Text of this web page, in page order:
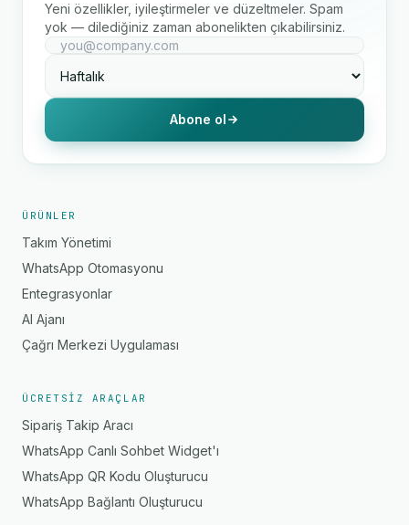
Yeni özellikler, iyileştirmeler ve düzeltmeler. Spam
yok — dilediğiniz zaman abonelikten çıkabilirsiniz.
Abone ol
ÜRÜNLER
Takım Yönetimi
WhatsApp Otomasyonu
Entegrasyonlar
AI Ajanı
Çağrı Merkezi Uygulaması
ÜCRETSIZ ARAÇLAR
Sipariş Takip Aracı
WhatsApp Canlı Sohbet Widget'ı
WhatsApp QR Kodu Oluşturucu
WhatsApp Bağlantı Oluşturucu